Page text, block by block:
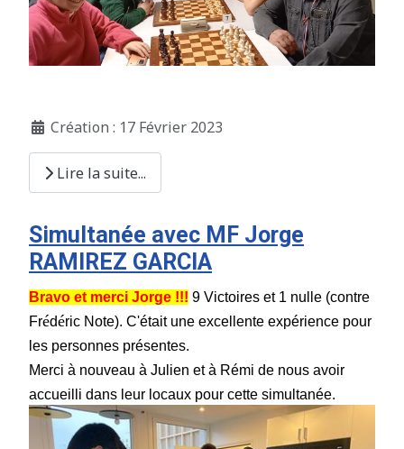
Création : 17 Février 2023
Lire la suite...
Simultanée avec MF Jorge
RAMIREZ GARCIA
Bravo et merci Jorge !!! 9 Victoires et 1 nulle (contre
Frédéric Note). C'était une excellente expérience pour
les personnes présentes.
Merci à nouveau à Julien et à Rémi de nous avoir
accueilli dans leur locaux pour cette simultanée.